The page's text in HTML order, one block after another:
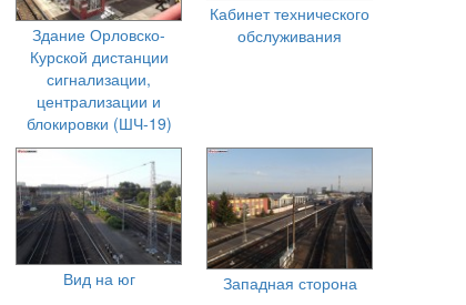
Здание Орловско-
Курской дистанции
сигнализации,
централизации и
блокировки (ШЧ-19)
Кабинет технического
обслуживания
Вид на юг Западная сторона